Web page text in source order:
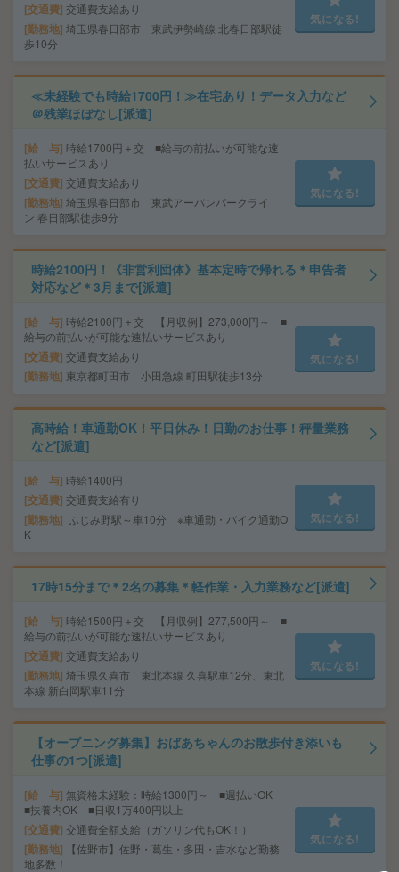
交通費 交通費支給あり
勤務地 埼玉県春日部市 東武伊勢崎線 北春日部駅徒
歩10分
気になる!
≪未経験でも時給1700円！≫在宅あり！データ入力など
＠残業ほぼなし[派遣]
給 与 時給1700円＋交 ■給与の前払いが可能な速
払いサービスあり
交通費 交通費支給あり
勤務地 埼玉県春日部市 東武アーバンパークライ
ン 春日部駅徒歩9分
気になる!
時給2100円！《非営利団体》基本定時で帰れる＊申告者
対応など＊3月まで[派遣]
給 与 時給2100円＋交 【月収例】273,000円～ ■
給与の前払いが可能な速払いサービスあり
交通費 交通費支給あり
勤務地 東京都町田市 小田急線 町田駅徒歩13分
気になる!
高時給！車通勤OK！平日休み！日勤のお仕事！秤量業務
など[派遣]
給 与 時給1400円
交通費 交通費支給有り
勤務地
ふじみ野駅～車10分 ※車通勤・バイク通勤O
K
気になる!
17時15分まで＊2名の募集＊軽作業・入力業務など[派遣]
給 与 時給1500円＋交 【月収例】277,500円～ ■
給与の前払いが可能な速払いサービスあり
交通費 交通費支給あり
勤務地 埼玉県久喜市 東北本線 久喜駅車12分、東北
本線 新白岡駅車11分
気になる!
【オープニング募集】おばあちゃんのお散歩付き添いも
仕事の1つ[派遣]
給 与 無資格未経験：時給1300円～ ■週払いOK
■扶養内OK ■日収1万400円以上
交通費 交通費全額支給（ガソリン代もOK！）
勤務地
【佐野市】佐野・葛生・多田・吉水など勤務
地多数！
気になる!